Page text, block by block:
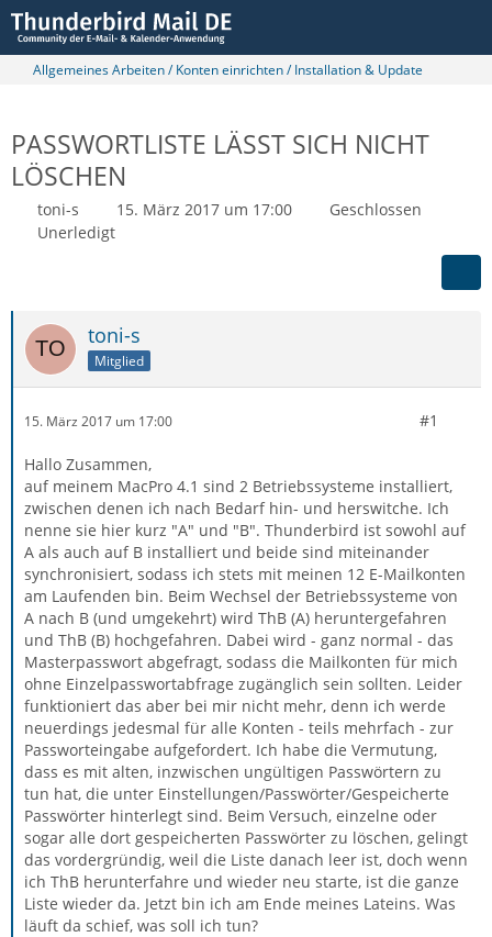
Allgemeines Arbeiten / Konten einrichten / Installation & Update
PASSWORTLISTE LÄSST SICH NICHT
LÖSCHEN
toni-s 15. März 2017 um 17:00
Geschlossen
Unerledigt
toni-s
Mitglied
15. März 2017 um 17:00 #1
Hallo Zusammen,
auf meinem MacPro 4.1 sind 2 Betriebssysteme installiert,
zwischen denen ich nach Bedarf hin- und herswitche. Ich
nenne sie hier kurz "A" und "B". Thunderbird ist sowohl auf
A als auch auf B installiert und beide sind miteinander
synchronisiert, sodass ich stets mit meinen 12 E-Mailkonten
am Laufenden bin. Beim Wechsel der Betriebssysteme von
A nach B (und umgekehrt) wird ThB (A) heruntergefahren
und ThB (B) hochgefahren. Dabei wird - ganz normal - das
Masterpasswort abgefragt, sodass die Mailkonten für mich
ohne Einzelpasswortabfrage zugänglich sein sollten. Leider
funktioniert das aber bei mir nicht mehr, denn ich werde
neuerdings jedesmal für alle Konten - teils mehrfach - zur
Passworteingabe aufgefordert. Ich habe die Vermutung,
dass es mit alten, inzwischen ungültigen Passwörtern zu
tun hat, die unter Einstellungen/Passwörter/Gespeicherte
Passwörter hinterlegt sind. Beim Versuch, einzelne oder
sogar alle dort gespeicherten Passwörter zu löschen, gelingt
das vordergründig, weil die Liste danach leer ist, doch wenn
ich ThB herunterfahre und wieder neu starte, ist die ganze
Liste wieder da. Jetzt bin ich am Ende meines Lateins. Was
läuft da schief, was soll ich tun?